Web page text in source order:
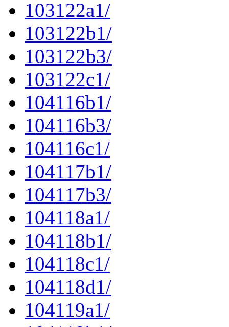
103122a1/
103122b1/
103122b3/
103122c1/
104116b1/
104116b3/
104116c1/
104117b1/
104117b3/
104118a1/
104118b1/
104118c1/
104118d1/
104119a1/